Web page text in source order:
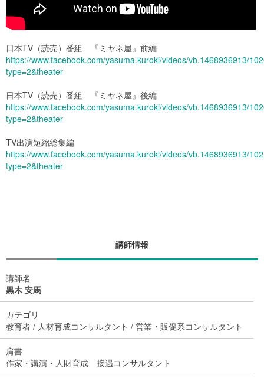
日本TV（読売）番組 『ミヤネ屋』前編
https://www.facebook.com/yasuma.kuroki/videos/vb.1468936913/
type=2&theater
日本TV（読売）番組 『ミヤネ屋』後編
https://www.facebook.com/yasuma.kuroki/videos/vb.1468936913/
type=2&theater
TV出演短縮総集編
https://www.facebook.com/yasuma.kuroki/videos/vb.1468936913/
type=2&theater
講師情報
講師名
黒木 安馬
カテゴリ
教育者 / 人材育成コンサルタント / 営業・販促系コンサルタント
肩書
作家・講演・人財育成 接遇コンサルタント